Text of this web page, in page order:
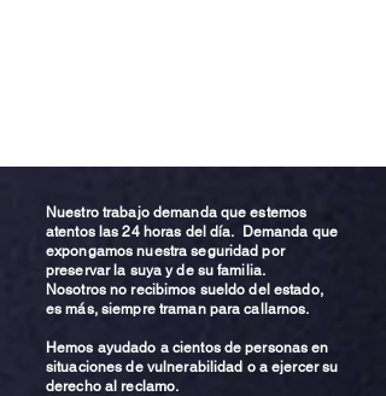
Nuestro trabajo demanda que estemos
atentos las 24 horas del día. Demanda que
expongamos nuestra seguridad por
preservar la suya y de su familia.
Nosotros no recibimos sueldo del estado,
es más, siempre traman para callarnos.
Hemos ayudado a cientos de personas en
situaciones de vulnerabilidad o a ejercer su
derecho al reclamo.